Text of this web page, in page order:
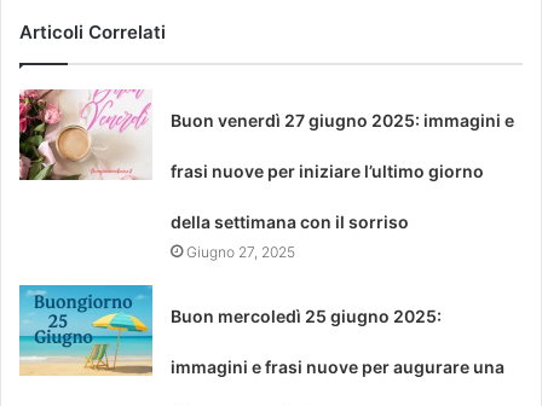
Articoli Correlati
Buon venerdì 27 giugno 2025: immagini e
frasi nuove per iniziare l’ultimo giorno
della settimana con il sorriso
Giugno 27, 2025
Buon mercoledì 25 giugno 2025:
immagini e frasi nuove per augurare una